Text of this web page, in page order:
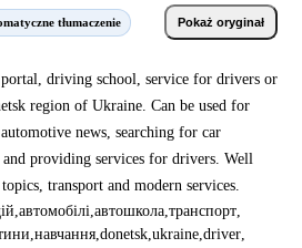
tłumaczenie Pokaż oryginał
driving school, service for drivers or
region of Ukraine. Can be used for
news, searching for car
and providing services for drivers. Well
transport and modern services.
,автомобілі,автошкола,транспорт,
,навчання,donetsk,ukraine,driver,